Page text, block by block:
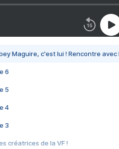
Maguire, c'est lui ! Rencontre
6
5
4
3
créatrices de la VF !